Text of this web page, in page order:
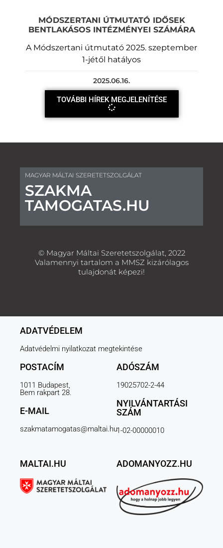
MÓDSZERTANI ÚTMUTATÓ IDŐSEK
BENTLAKÁSOS INTÉZMÉNYEI SZÁMÁRA
A Módszertani útmutató 2025. szeptember
1-jétől hatályos
2025.06.16.
TOVÁBBI HÍREK MEGJELENÍTÉSE
MAGYAR MÁLTAI SZERETETSZOLGÁLAT
SZAKMA
TAMOGATAS.HU
© Magyar Máltai Szeretetszolgálat, 2022
Valamennyi tartalom a MMSZ kizárólagos
tulajdonát képezi!
ADATVÉDELEM
Adatvédelmi nyilatkozat megtekintése
POSTACÍM
1011 Budapest,
Bem rakpart 28.
E-MAIL
szakmatamogatas@maltai.hu
ADÓSZÁM
19025702-2-44
NYILVÁNTARTÁSI
SZÁM
1-02-00000010
MALTAI.HU ADOMANYOZZ.HU